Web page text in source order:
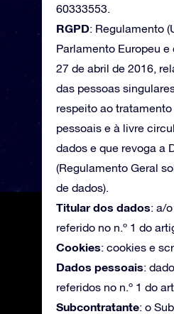
60333553.
RGPD: Regulamento
Parlamento Europeu
27 de abril de 2016,
das pessoas
respeito ao
pessoais e à livre
dados e que revoga a
(Regulamento Geral
de dados).
Titular dos dados: a/
referido no n.º 1 do
Cookies: cookies e
Dados pessoais:
referidos no n.º 1 do
Subcontratante: o